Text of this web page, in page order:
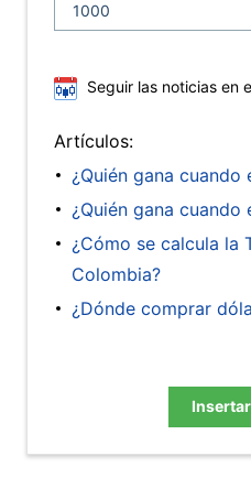
Seguir las noticias en
Artículos:
¿Quién gana cuando
¿Quién gana cuando
¿Cómo se calcula la
Colombia?
¿Dónde comprar